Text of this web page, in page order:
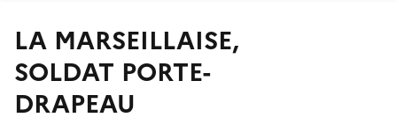
LA MARSEILLAISE,
SOLDAT PORTE-
DRAPEAU